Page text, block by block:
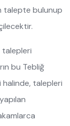
talepte bulunup
talepleri
bu Tebliğ
talepleri